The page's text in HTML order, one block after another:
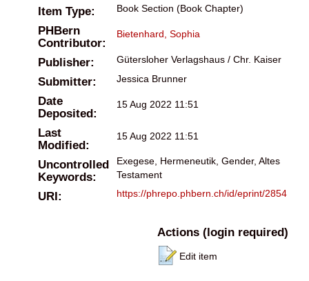
Item Type: Book Section (Book Chapter)
PHBern
Contributor:
Bietenhard, Sophia
Publisher: Gütersloher Verlagshaus / Chr. Kaiser
Submitter: Jessica Brunner
Date
Deposited:
15 Aug 2022 11:51
Last
Modified:
15 Aug 2022 11:51
Uncontrolled
Keywords:
Exegese, Hermeneutik, Gender, Altes
Testament
URI: https://phrepo.phbern.ch/id/eprint/2854
Actions (login required)
Edit item